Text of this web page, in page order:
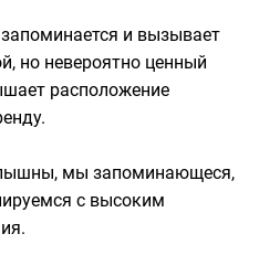
и вызывает
но невероятно ценный
расположение
мы запоминающеся,
с высоким